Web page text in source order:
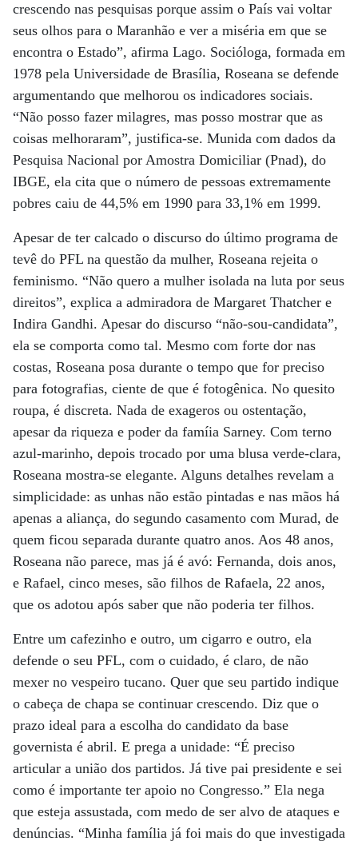
crescendo nas pesquisas porque assim o País vai voltar
seus olhos para o Maranhão e ver a miséria em que se
encontra o Estado”, afirma Lago. Socióloga, formada em
1978 pela Universidade de Brasília, Roseana se defende
argumentando que melhorou os indicadores sociais.
“Não posso fazer milagres, mas posso mostrar que as
coisas melhoraram”, justifica-se. Munida com dados da
Pesquisa Nacional por Amostra Domiciliar (Pnad), do
IBGE, ela cita que o número de pessoas extremamente
pobres caiu de 44,5% em 1990 para 33,1% em 1999.
Apesar de ter calcado o discurso do último programa de
tevê do PFL na questão da mulher, Roseana rejeita o
feminismo. “Não quero a mulher isolada na luta por seus
direitos”, explica a admiradora de Margaret Thatcher e
Indira Gandhi. Apesar do discurso “não-sou-candidata”,
ela se comporta como tal. Mesmo com forte dor nas
costas, Roseana posa durante o tempo que for preciso
para fotografias, ciente de que é fotogênica. No quesito
roupa, é discreta. Nada de exageros ou ostentação,
apesar da riqueza e poder da famíia Sarney. Com terno
azul-marinho, depois trocado por uma blusa verde-clara,
Roseana mostra-se elegante. Alguns detalhes revelam a
simplicidade: as unhas não estão pintadas e nas mãos há
apenas a aliança, do segundo casamento com Murad, de
quem ficou separada durante quatro anos. Aos 48 anos,
Roseana não parece, mas já é avó: Fernanda, dois anos,
e Rafael, cinco meses, são filhos de Rafaela, 22 anos,
que os adotou após saber que não poderia ter filhos.
Entre um cafezinho e outro, um cigarro e outro, ela
defende o seu PFL, com o cuidado, é claro, de não
mexer no vespeiro tucano. Quer que seu partido indique
o cabeça de chapa se continuar crescendo. Diz que o
prazo ideal para a escolha do candidato da base
governista é abril. E prega a unidade: “É preciso
articular a união dos partidos. Já tive pai presidente e sei
como é importante ter apoio no Congresso.” Ela nega
que esteja assustada, com medo de ser alvo de ataques e
denúncias. “Minha família já foi mais do que investigada